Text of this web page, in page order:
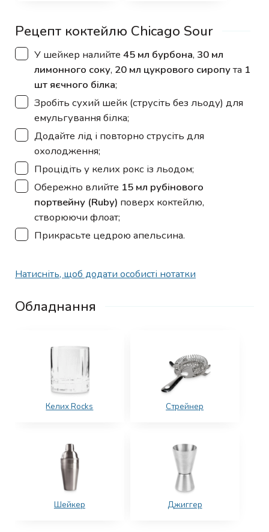
Рецепт коктейлю Chicago Sour
▢
У шейкер налийте 45 мл бурбона, 30 мл
лимонного соку, 20 мл цукрового сиропута 1
шт яєчного білка;
▢
Зробіть сухий шейк (струсіть без льоду) для
емульгування білка;
▢
Додайте лід і повторно струсіть для
охолодження;
▢
Процідіть у келих рокс із льодом;
▢
Обережно влийте 15 мл рубінового
портвейну (Ruby) поверх коктейлю,
створюючи флоат;
▢
Прикрасьте цедрою апельсина.
Натисніть, щоб додати особисті нотатки
Обладнання
Келих Rocks Стрейнер
Шейкер Джиггер